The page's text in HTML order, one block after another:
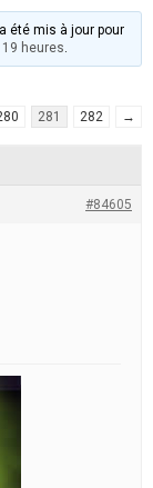
été mis à jour pour
heures.
281 282 →
#84605